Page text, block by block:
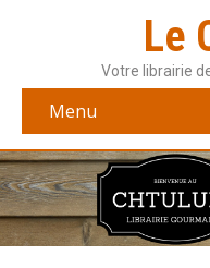
Le
Votre librairie
Menu